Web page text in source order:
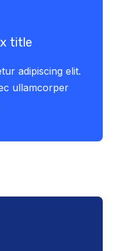
title
adipiscing elit.
ullamcorper